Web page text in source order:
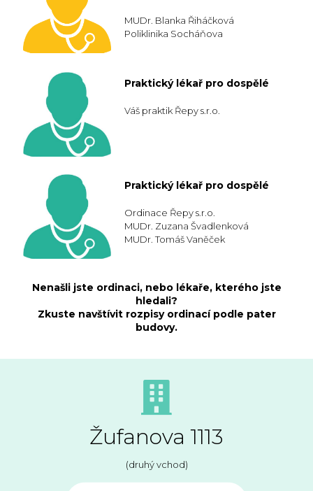
MUDr. Blanka Řiháčková
Poliklinika Socháňova
Praktický lékař pro dospělé
Váš praktik Řepy s.r.o.
Praktický lékař pro dospělé
Ordinace Řepy s.r.o.
MUDr. Zuzana Švadlenková
MUDr. Tomáš Vaněček
Nenašli jste ordinaci, nebo lékaře, kterého jste
hledali?
Zkuste navštívit rozpisy ordinací podle pater
budovy.
Žufanova 1113
(druhý vchod)